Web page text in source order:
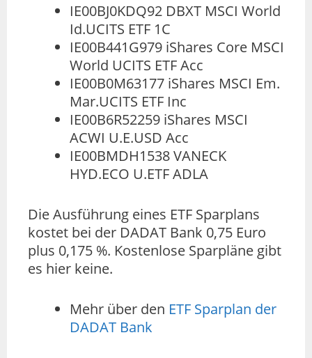
IE00BJ0KDQ92 DBXT MSCI World
Id.UCITS ETF 1C
IE00B441G979 iShares Core MSCI
World UCITS ETF Acc
IE00B0M63177 iShares MSCI Em.
Mar.UCITS ETF Inc
IE00B6R52259 iShares MSCI
ACWI U.E.USD Acc
IE00BMDH1538 VANECK
HYD.ECO U.ETF ADLA
Die Ausführung eines ETF Sparplans
kostet bei der DADAT Bank 0,75 Euro
plus 0,175 %. Kostenlose Sparpläne gibt
es hier keine.
Mehr über den ETF Sparplan der
DADAT Bank